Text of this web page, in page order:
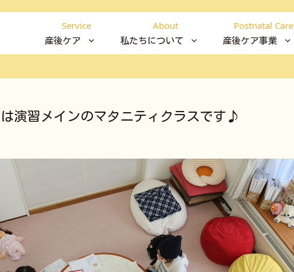
Service
産後ケア
About
私たちについて
Postnatal Care
産後ケア事業
演習メインのマタニティクラスです♪